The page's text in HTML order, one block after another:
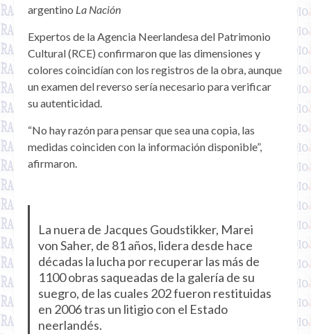
argentino La Nación
Expertos de la Agencia Neerlandesa del Patrimonio
Cultural (RCE) confirmaron que las dimensiones y
colores coincidían con los registros de la obra, aunque
un examen del reverso sería necesario para verificar
su autenticidad.
“No hay razón para pensar que sea una copia, las
medidas coinciden con la información disponible”,
afirmaron.
La nuera de Jacques Goudstikker, Marei
von Saher, de 81 años, lidera desde hace
décadas la lucha por recuperar las más de
1100 obras saqueadas de la galería de su
suegro, de las cuales 202 fueron restituidas
en 2006 tras un litigio con el Estado
neerlandés.